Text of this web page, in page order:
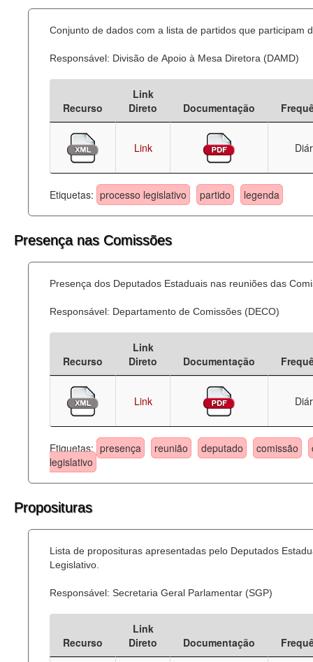
Conjunto de dados com a lista de partidos que participam
Responsável: Divisão de Apoio à Mesa Diretora (DAMD)
Recurso
Link
Direto
Documentação
Link
Etiquetas: processo legislativo partido legenda
Presença nas Comissões
Presença dos Deputados Estaduais nas reuniões das
Responsável: Departamento de Comissões (DECO)
Recurso
Link
Direto
Documentação
Link
Etiquetas: presença reunião deputado comissão
legislativo
Proposituras
Lista de proposituras apresentadas pelo Deputados
Legislativo.
Responsável: Secretaria Geral Parlamentar (SGP)
Recurso
Link
Direto
Documentação